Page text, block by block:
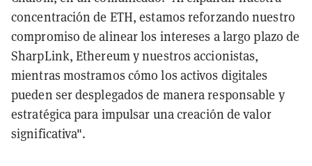
concentración de ETH, estamos reforzando nuestro
compromiso de alinear los intereses a largo plazo de
SharpLink, Ethereum y nuestros accionistas,
mientras mostramos cómo los activos digitales
pueden ser desplegados de manera responsable y
estratégica para impulsar una creación de valor
significativa".